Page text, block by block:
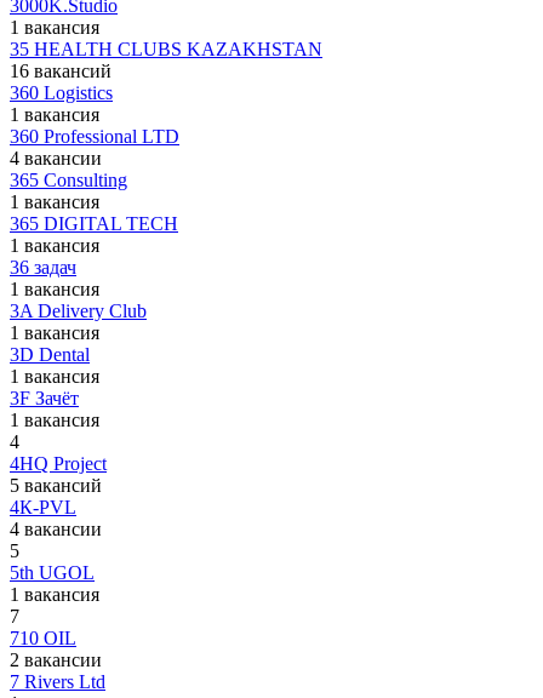
3000K.Studio
1 вакансия
35 HEALTH CLUBS KAZAKHSTAN
16 вакансий
360 Logistics
1 вакансия
360 Professional LTD
4 вакансии
365 Consulting
1 вакансия
365 DIGITAL TECH
1 вакансия
36 задач
1 вакансия
3A Delivery Club
1 вакансия
3D Dental
1 вакансия
3F Зачёт
1 вакансия
4
4HQ Project
5 вакансий
4К-PVL
4 вакансии
5
5th UGOL
1 вакансия
7
710 OIL
2 вакансии
7 Rivers Ltd